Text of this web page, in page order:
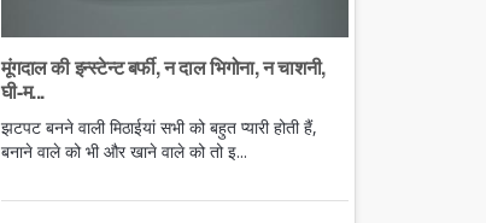
मूंगदाल की इन्स्टेन्ट बर्फी, न दाल भिगोना, न चाशनी,
घी-म...
झटपट बनने वाली मिठाईयां सभी को बहुत प्यारी होती हैं,
बनाने वाले को भी और खाने वाले को तो इ...